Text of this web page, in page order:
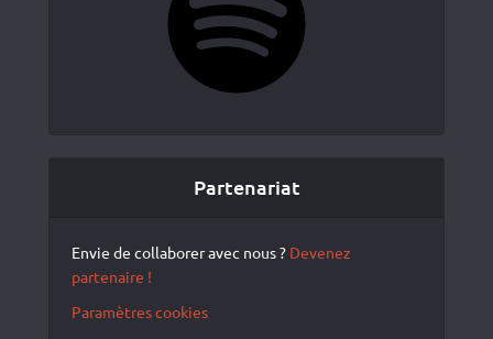
Partenariat
Envie de collaborer avec nous ? Devenez
partenaire !
Paramètres cookies